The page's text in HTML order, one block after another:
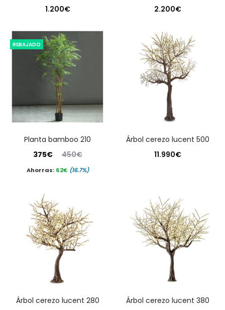
1.200€
2.200€
REBAJADO
planta bamboo 210
450€
El
precio
era:
450€.
375€
precio
375€.
Ahorras: 62€ (16.7%)
árbol cerezo lucent 500
11.990€
árbol cerezo lucent 280
árbol cerezo lucent 380